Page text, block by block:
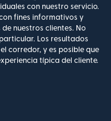
con nuestro servicio.
fines informativos y
nuestros clientes. No
Los resultados
corredor, y es posible que
típica del cliente.